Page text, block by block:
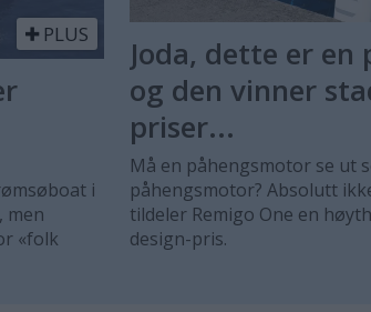
PLUS
i
men
«folk
Joda, dette er en
og den vinner
priser...
Må en påhengsmotor se ut
påhengsmotor? Absolutt
tildeler Remigo One en
design-pris.